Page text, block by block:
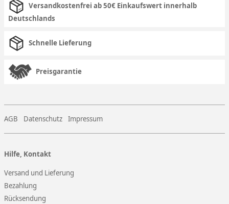
Versandkostenfrei ab 50€ Einkaufswert innerhalb
Deutschlands
Schnelle Lieferung
Preisgarantie
AGB Datenschutz Impressum
Hilfe, Kontakt
Versand und Lieferung
Bezahlung
Rücksendung